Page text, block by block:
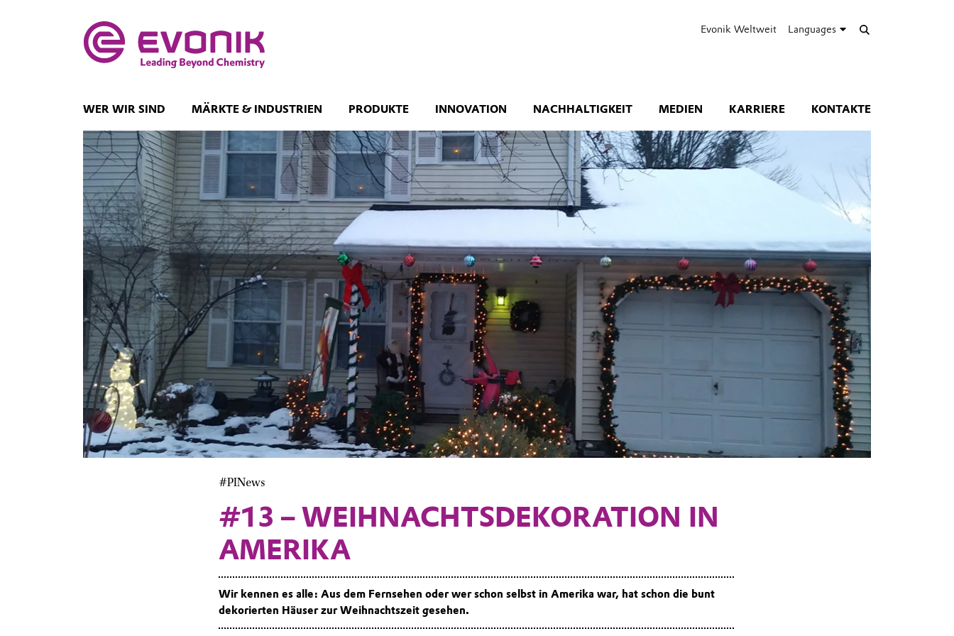
Evonik Weltweit Languages
WER WIR SIND MÄRKTE & INDUSTRIEN PRODUKTE INNOVATION NACHHALTIGKEIT MEDIEN KARRIERE KONTAKTE
#PINews
#13 – WEIHNACHTSDEKORATION IN
AMERIKA
Wir kennen es alle: Aus dem Fernsehen oder wer schon selbst in Amerika war, hat schon die bunt
dekorierten Häuser zur Weihnachtszeit gesehen.